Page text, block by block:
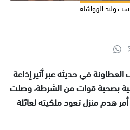
وليد الهواشلة
في حديثه عبر أثير إذاعة
بصحبة قوات من الشرطة، وصلت
هدم منزل تعود ملكيته لعائلة